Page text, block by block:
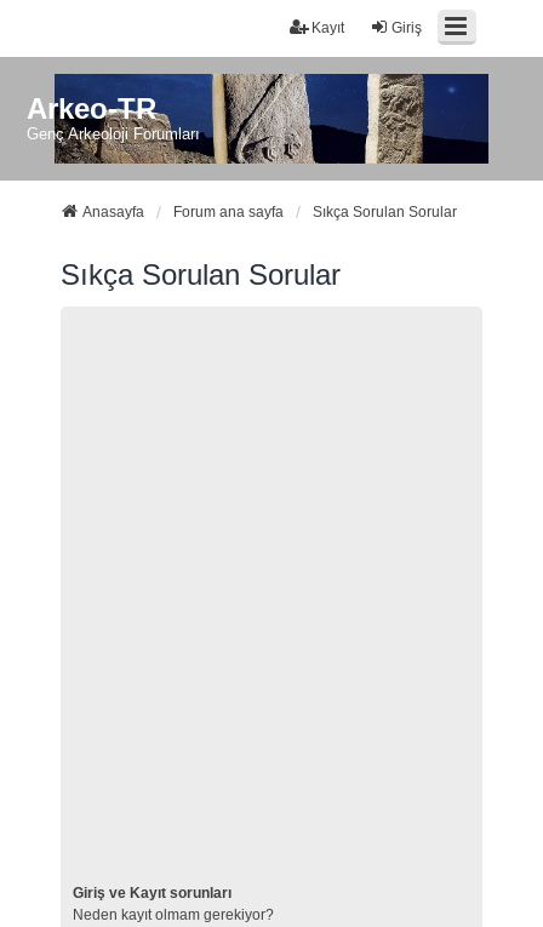
Giriş
Kayıt
Arkeo-TR
Genç Arkeoloji Forumları
Anasayfa Forum ana sayfa Sıkça Sorulan Sorular
Sıkça Sorulan Sorular
Giriş ve Kayıt sorunları
Neden kayıt olmam gerekiyor?